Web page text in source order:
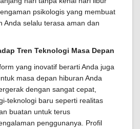
psikologis yang membuat
Anda selalu terasa aman dan
Tren Teknologi Masa Depan
yang inovatif berarti Anda juga
masa depan hiburan Anda
dengan sangat cepat,
teknologi baru seperti realitas
buatan untuk terus
penggunanya. Profil